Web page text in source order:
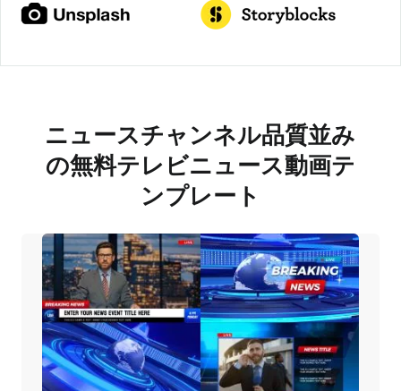
ニュースチャンネル品質並み
の無料テレビニュース動画テ
ンプレート